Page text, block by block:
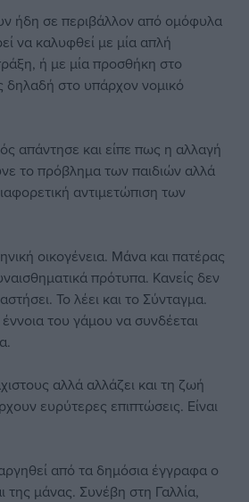
ήδη σε περιβάλλον από ομόφυλα
να καλυφθεί με μία απλή
ή με μία προσθήκη στο
στο υπάρχον νομικό
απάντησε και είπε πως η αλλαγή
το πρόβλημα των παιδιών αλλά
αντιμετώπιση των
οικογένεια. Μάνα και πατέρας
πρότυπα. Κανείς δεν
Το λέει και το Σύνταγμα.
του γάμου να συνδέεται
αλλά αλλάζει και τη ζωή
ευρύτερες επιπτώσεις. Είναι
από τα δημόσια έγγραφα ο
της μάνας. Συνέβη στη Γαλλία,